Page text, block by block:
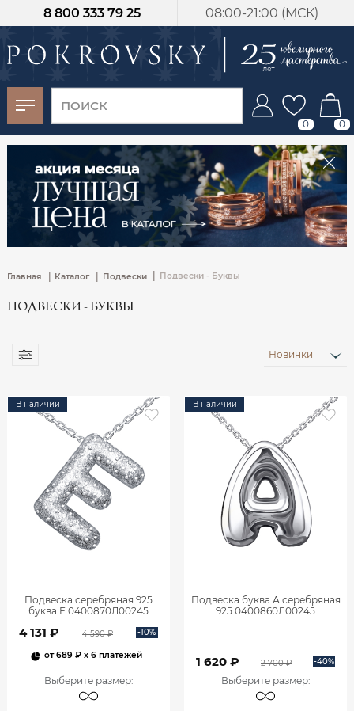
08:00-21:00 (МСК)
8 800 333 79 25
0 0
Главная | Каталог | Подвески Подвески - Буквы
ПОДВЕСКИ - БУКВЫ
Новинки
В наличии
Подвеска серебряная 925
буква Е 0400870Л00245
4 131 ₽ 4 590 ₽ -10%
от689 ₽ x 6 платежей
Выберите размер:
В наличии
Подвеска буква А серебряная
925 0400860Л00245
1 620 ₽ 2 700 ₽ -40%
Выберите размер:
-30%
от 15 дней с
момента оплаты